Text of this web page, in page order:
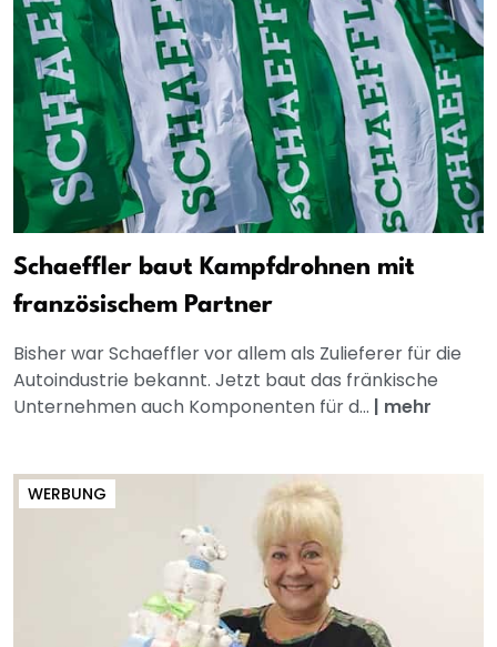
Schaeffler baut Kampfdrohnen mit
französischem Partner
Bisher war Schaeffler vor allem als Zulieferer für die
Autoindustrie bekannt. Jetzt baut das fränkische
Unternehmen auch Komponenten für d... | mehr
WERBUNG